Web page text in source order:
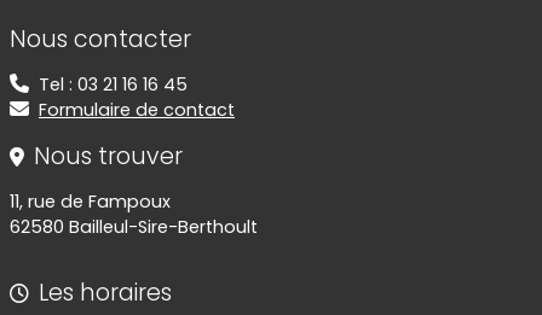
Informations de contact
Nous contacter
Tel : 03 21 16 16 45
Formulaire de contact
Nous trouver
11, rue de Fampoux
62580 Bailleul-Sire-Berthoult
Les horaires